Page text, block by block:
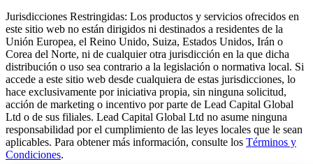
Jurisdicciones Restringidas: Los productos y servicios ofrecidos en
este sitio web no están dirigidos ni destinados a residentes de la
Unión Europea, el Reino Unido, Suiza, Estados Unidos, Irán o
Corea del Norte, ni de cualquier otra jurisdicción en la que dicha
distribución o uso sea contrario a la legislación o normativa local. Si
accede a este sitio web desde cualquiera de estas jurisdicciones, lo
hace exclusivamente por iniciativa propia, sin ninguna solicitud,
acción de marketing o incentivo por parte de Lead Capital Global
Ltd o de sus filiales. Lead Capital Global Ltd no asume ninguna
responsabilidad por el cumplimiento de las leyes locales que le sean
aplicables. Para obtener más información, consulte los Términos y
Condiciones.